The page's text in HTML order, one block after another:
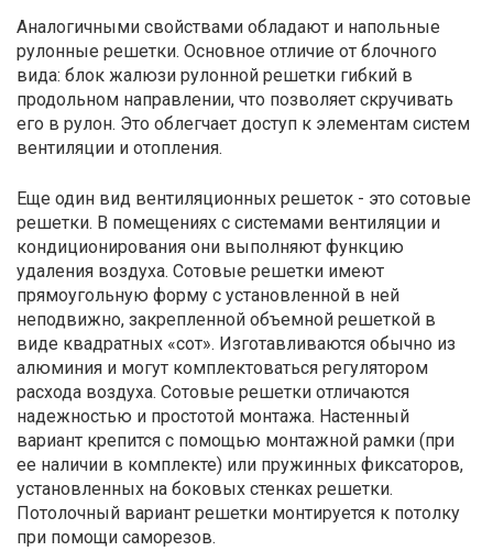
Аналогичными свойствами обладают и напольные
рулонные решетки. Основное отличие от блочного
вида: блок жалюзи рулонной решетки гибкий в
продольном направлении, что позволяет скручивать
его в рулон. Это облегчает доступ к элементам систем
вентиляции и отопления.
Еще один вид вентиляционных решеток - это сотовые
решетки. В помещениях с системами вентиляции и
кондиционирования они выполняют функцию
удаления воздуха. Сотовые решетки имеют
прямоугольную форму с установленной в ней
неподвижно, закрепленной объемной решеткой в
виде квадратных «сот». Изготавливаются обычно из
алюминия и могут комплектоваться регулятором
расхода воздуха. Сотовые решетки отличаются
надежностью и простотой монтажа. Настенный
вариант крепится с помощью монтажной рамки (при
ее наличии в комплекте) или пружинных фиксаторов,
установленных на боковых стенках решетки.
Потолочный вариант решетки монтируется к потолку
при помощи саморезов.